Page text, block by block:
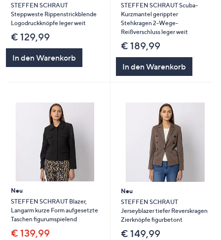
STEFFEN SCHRAUT
Steppweste Rippenstrickblende
Logodruckknöpfe leger weit
€ 129,99
In den Warenkorb
STEFFEN SCHRAUT Scuba-
Kurzmantel gerippter
Stehkragen 2-Wege-
Reißverschluss leger weit
€ 189,99
In den Warenkorb
Neu
STEFFEN SCHRAUT Blazer,
Langarm kurze Form aufgesetzte
Taschen figurumspielend
€ 139,99
Neu
STEFFEN SCHRAUT
Jerseyblazer tiefer Reverskragen
Zierknöpfe figurbetont
€ 149,99